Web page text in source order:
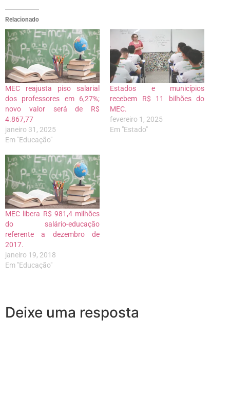
Relacionado
MEC reajusta piso salarial
dos professores em 6,27%;
novo valor será de R$
4.867,77
janeiro 31, 2025
Em "Educação"
Estados e municípios
recebem R$ 11 bilhões do
MEC.
fevereiro 1, 2025
Em "Estado"
MEC libera R$ 981,4 milhões
do salário-educação
referente a dezembro de
2017.
janeiro 19, 2018
Em "Educação"
Deixe uma resposta